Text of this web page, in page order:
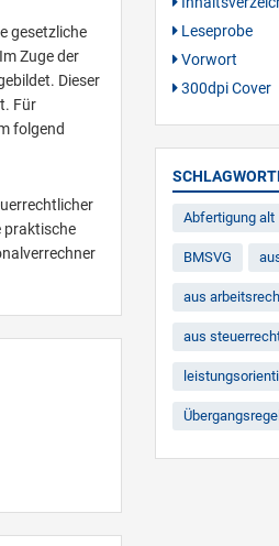
gesetzliche
Zuge der
Dieser
Für
folgend
praktische
Leseprobe
Vorwort
300dpi Cover
Abfertigung alt
BMSVG
aus
aus